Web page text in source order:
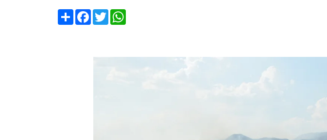
ShareFacebook
Twitter